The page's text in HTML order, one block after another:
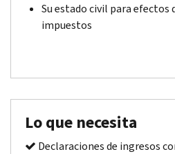
Su estado civil para efectos
impuestos
Lo que necesita
Declaraciones de ingresos